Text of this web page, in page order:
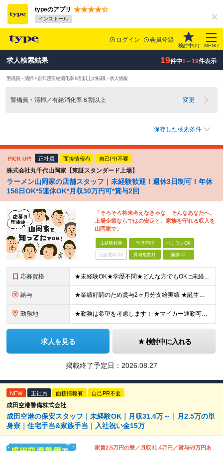
typeのアプリ
インストール
ログイン 会員登録
検討中(0) MENU
求人検索結果 19件中1～19件表示
警備員・清掃 × 前年度有給消化率８割以上の転職・求人情報
警備員・清掃／有給消化率８割以上 変更
保存した検索条件
PICK UP! 正社員 面接情報有 自己PR不要
株式会社丸千代山岡家【東証スタンダード上場】
ラーメン山岡家の店舗スタッフ｜未経験歓迎！週休3日制可！年休
156日OK*5連休OK*月収30万円可*賞与2回
「そろそろ将来考えなきゃな」そんなあなたへ。
上場企業ならではの安定と、家族を守れる収入を
山岡家で。
未経験歓迎 学歴不問 ベテランOK
完全週休2日 賞与複数月 面接1回
応募資格 ★未経験OK★学歴不問★どんな方でもOK □未経験・第二新卒・フリーター □ブランクがある方 □転職回数が気になる方 □飲食業界にチャレンジしたい方 「やってみたい」という気持ちがあれば、皆さん大
給与 ★業績好調のため賞与2ヶ月分支給実績 ★誕生日手当など手当充実 ★年2回昇給チャンス有＆入社1年で店長昇格可 ★残業代全額支給（1分単位で支給） 【週休3日制の場合】 月給25万8,960円以上（固
勤務地 ★勤務は希望を考慮します！ ★マイカー通勤可（駐車場完備） ★全国の各店舗で募集中！続々出店予定！ ～国内300店舗、47都道府県への展開を目標に出店中！～ ▼積極採用地域▼ ・中部（富山、石川、
求人を見る 検討中に入れる
掲載終了予定日： 2026.08.27
NEW 正社員 面接情報有 自己PR不要
成田空港警備株式会社
成田空港の保安スタッフ｜未経験OK｜月収31.4万～｜月2.5万の単
身寮｜住宅手当&家族手当｜入社祝い金15万
家賃2.5万円の寮／月収31.4万円／賞与59万円あ